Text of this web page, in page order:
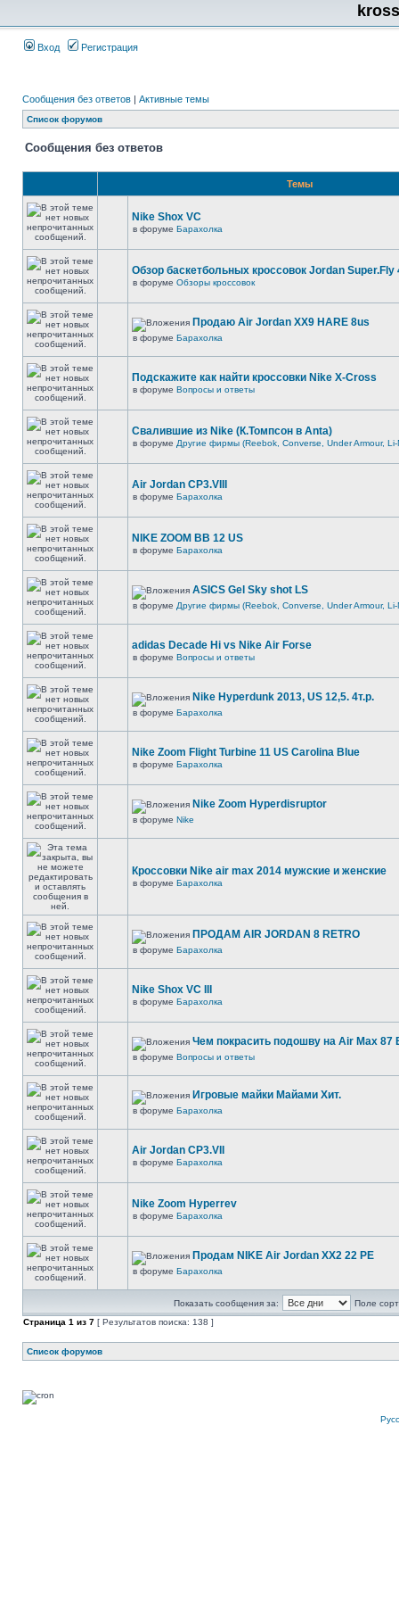
Вход Регистрация
Сообщения без ответов | Активные темы
Список форумов
Сообщения без ответов
Темы
Nike Shox VC
в форуме Барахолка
Обзор баскетбольных кроссовок Jordan Super.Fly
в форуме Обзоры кроссовок
Продаю Air Jordan XX9 HARE 8us
в форуме Барахолка
Подскажите как найти кроссовки Nike X-Cross
в форуме Вопросы и ответы
Свалившие из Nike (К.Томпсон в Anta)
в форуме Другие фирмы (Reebok, Converse, Under Armour, Li-
Air Jordan CP3.VIII
в форуме Барахолка
NIKE ZOOM BB 12 US
в форуме Барахолка
ASICS Gel Sky shot LS
в форуме Другие фирмы (Reebok, Converse, Under Armour, Li-
adidas Decade Hi vs Nike Air Forse
в форуме Вопросы и ответы
Nike Hyperdunk 2013, US 12,5. 4т.р.
в форуме Барахолка
Nike Zoom Flight Turbine 11 US Carolina Blue
в форуме Барахолка
Nike Zoom Hyperdisruptor
в форуме Nike
Кроссовки Nike air max 2014 мужские и женские
в форуме Барахолка
ПРОДАМ AIR JORDAN 8 RETRO
в форуме Барахолка
Nike Shox VC III
в форуме Барахолка
Чем покрасить подошву на Air Max 87
в форуме Вопросы и ответы
Игровые майки Майами Хит.
в форуме Барахолка
Air Jordan CP3.VII
в форуме Барахолка
Nike Zoom Hyperrev
в форуме Барахолка
Продам NIKE Air Jordan XX2 22 PE
в форуме Барахолка
Показать сообщения за:
Поле
Страница 1 из 7 [ Результатов поиска: 138 ]
Список форумов